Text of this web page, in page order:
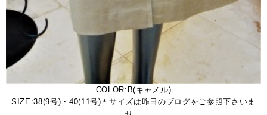
COLOR:B(キャメル)
SIZE:38(9号)・40(11号)＊サイズは昨日のブログをご参照下さいま